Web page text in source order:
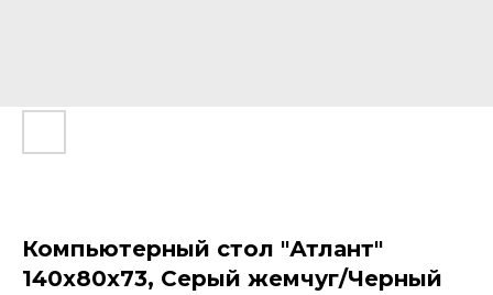
Компьютерный стол "Атлант"
140x80x73, Серый жемчуг/Черный